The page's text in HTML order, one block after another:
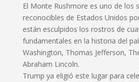
El Monte Rushmore es uno de los
reconocibles de Estados Unidos
están esculpidos los rostros de
fundamentales en la historia del
Washington, Thomas Jefferson,
Abraham Lincoln.
Trump ya eligió este lugar para